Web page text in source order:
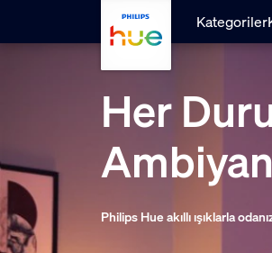
Kategoriler
Her
Philips Hue akıllı ışıklarla